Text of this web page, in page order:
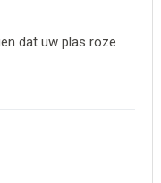
dat uw plas roze